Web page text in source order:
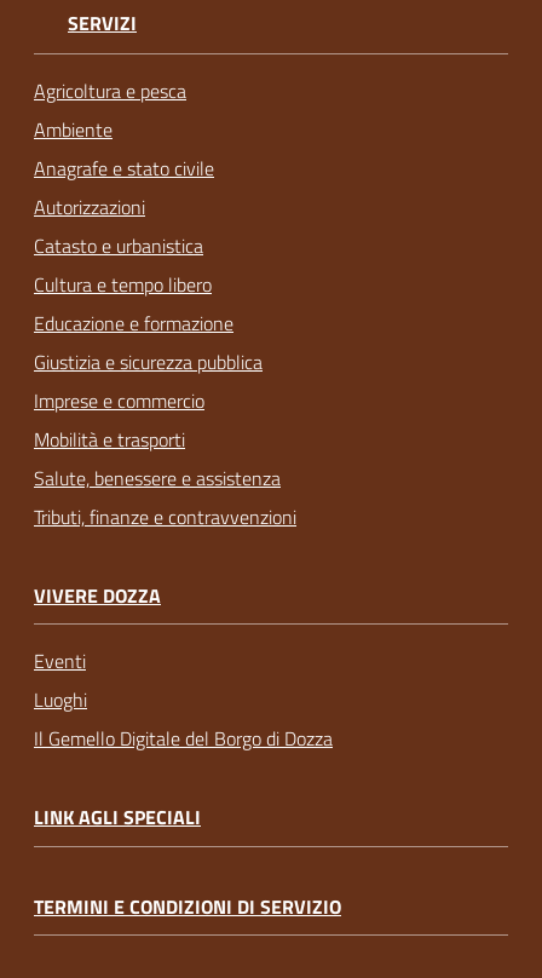
SERVIZI
Agricoltura e pesca
Ambiente
Anagrafe e stato civile
Autorizzazioni
Catasto e urbanistica
Cultura e tempo libero
Educazione e formazione
Giustizia e sicurezza pubblica
Imprese e commercio
Mobilità e trasporti
Salute, benessere e assistenza
Tributi, finanze e contravvenzioni
VIVERE DOZZA
Eventi
Luoghi
Il Gemello Digitale del Borgo di Dozza
LINK AGLI SPECIALI
TERMINI E CONDIZIONI DI SERVIZIO